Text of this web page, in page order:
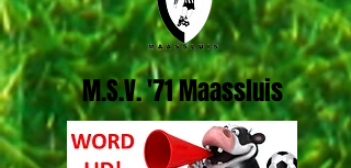
M.S.V. '71 Maassluis